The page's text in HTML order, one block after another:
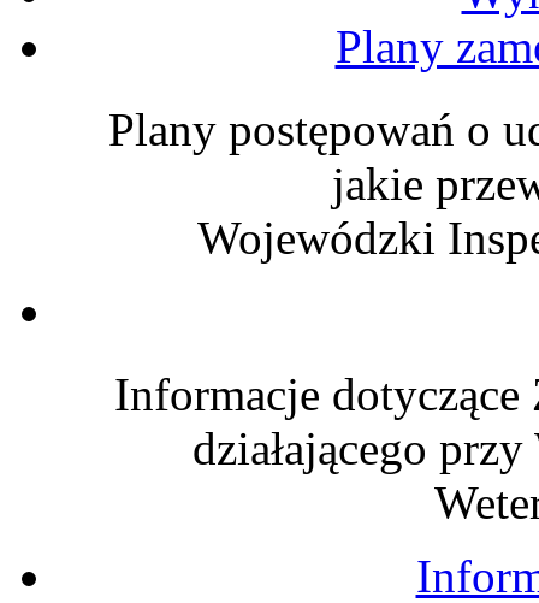
Plany
Plany postępowań o
jakie
Wojewódzki
Informacje
działającego